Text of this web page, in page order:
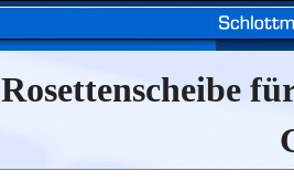
Rosettenscheibe